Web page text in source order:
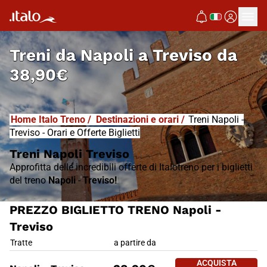
Treni daNapoli a Trevisoda
38,90€
Home Italo Treno / Destinazioni e orari / Treni Napoli -
Treviso - Orari e Offerte Biglietti
Treni Napoli Treviso
Approfitta delle incredibili offerte di Italotreno per i biglietti
del trenoNapoli -Treviso!
PREZZO BIGLIETTO TRENO Napoli -
Treviso
PREZZO BIGLIETTO TRENO
Tratte a partire da
ACQUISTA
ACQUISTA
ITABUS